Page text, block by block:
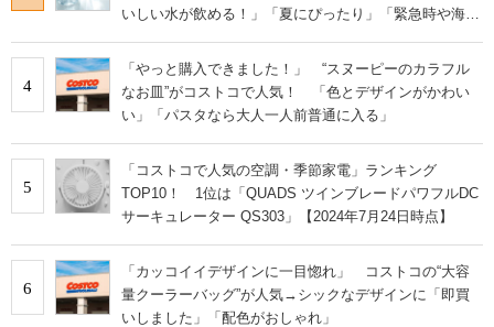
いしい水が飲める！」「夏にぴったり」「緊急時や海外
4
「やっと購入できました！」 “スヌーピーのカラフル
なお皿”がコストコで人気！ 「色とデザインがかわい
い」「パスタなら大人一人前普通に入る」
5
「コストコで人気の空調・季節家電」ランキング
TOP10！ 1位は「QUADS ツインブレードパワフルDC
サーキュレーター QS303」【2024年7月24日時点】
6
「カッコイイデザインに一目惚れ」 コストコの“大容
量クーラーバッグ”が人気→シックなデザインに「即買
いしました」「配色がおしゃれ」